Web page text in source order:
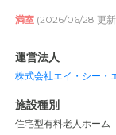
満室 (2026/06/28 更
運営法人
株式会社エイ・シー・
施設種別
住宅型有料老人ホーム